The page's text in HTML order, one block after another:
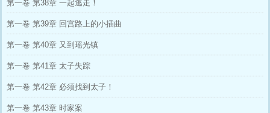
第一卷 第38章 一起逃走！
第一卷 第39章 回宫路上的小插曲
第一卷 第40章 又到瑶光镇
第一卷 第41章 太子失踪
第一卷 第42章 必须找到太子！
第一卷 第43章 时家案